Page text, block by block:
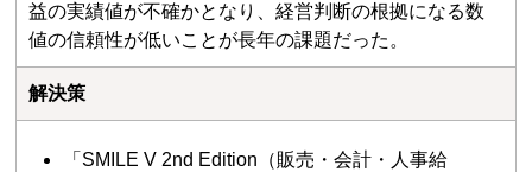
益の実績値が不確かとなり、経営判断の根拠になる数
値の信頼性が低いことが長年の課題だった。
解決策
「SMILE V 2nd Edition（販売・会計・人事給